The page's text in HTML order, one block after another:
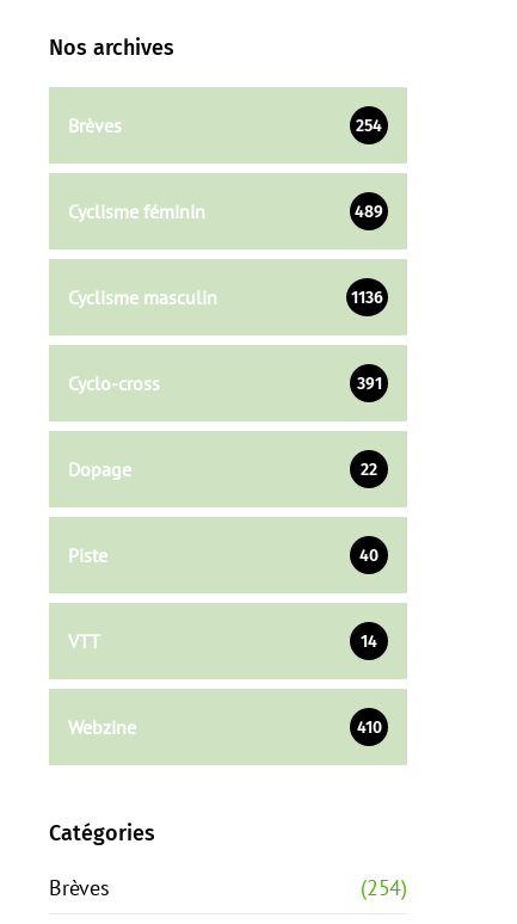
Nos archives
Brèves 254
Cyclisme féminin 489
Cyclisme masculin 1136
Cyclo-cross 391
Dopage 22
Piste 40
VTT 14
Webzine 410
Catégories
Brèves
(254)